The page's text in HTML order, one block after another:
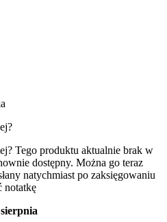
Tego produktu aktualnie brak w
dostępny. Można go teraz
natychmiast po zaksięgowaniu
notatkę